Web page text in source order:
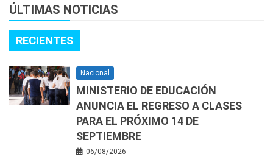
ÚLTIMAS NOTICIAS
RECIENTES
Nacional
MINISTERIO DE EDUCACIÓN
ANUNCIA EL REGRESO A CLASES
PARA EL PRÓXIMO 14 DE
SEPTIEMBRE
06/08/2026